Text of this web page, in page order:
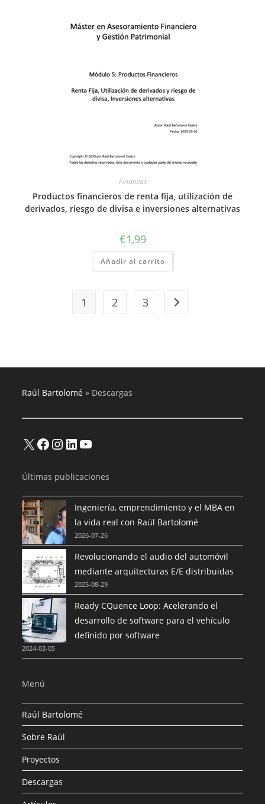
Finanzas
Productos financieros de renta fija, utilización de
derivados, riesgo de divisa e inversiones alternativas
€1,99
Añadir al carrito
1 2 3
Raúl Bartolomé » Descargas
X Facebook
Instagram
LinkedInYouTube
Últimas publicaciones
Ingeniería, emprendimiento y el MBA en
la vida real con Raúl Bartolomé
2026-07-26
Revolucionando el audio del automóvil
mediante arquitecturas E/E distribuidas
2025-08-29
Ready CQuence Loop: Acelerando el
desarrollo de software para el vehículo
definido por software
2024-03-05
Menú
Raúl Bartolomé
Sobre Raúl
Proyectos
Descargas